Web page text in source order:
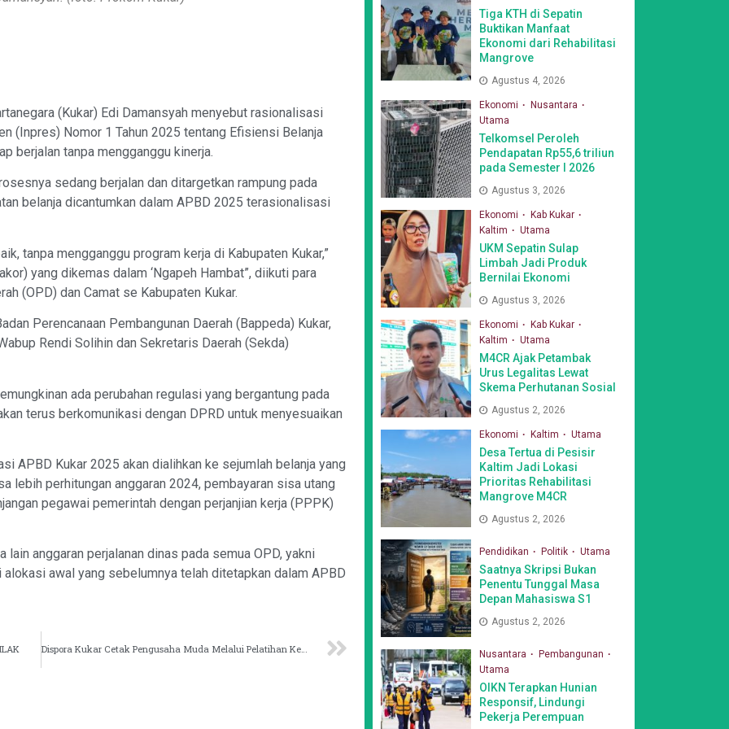
(Kukar) Edi Damansyah menyebut rasionalisasi
(Inpres) Nomor 1 Tahun 2025 tentang Efisiensi Belanja
berjalan tanpa mengganggu kinerja.
sedang berjalan dan ditargetkan rampung pada
belanja dicantumkan dalam APBD 2025 terasionalisasi
tanpa mengganggu program kerja di Kabupaten Kukar,”
yang dikemas dalam ‘Ngapeh Hambat”, diikuti para
(OPD) dan Camat se Kabupaten Kukar.
Perencanaan Pembangunan Daerah (Bappeda) Kukar,
Rendi Solihin dan Sekretaris Daerah (Sekda)
ada perubahan regulasi yang bergantung pada
terus berkomunikasi dengan DPRD untuk menyesuaikan
APBD Kukar 2025 akan dialihkan ke sejumlah belanja yang
lebih perhitungan anggaran 2024, pembayaran sisa utang
pegawai pemerintah dengan perjanjian kerja (PPPK)
anggaran perjalanan dinas pada semua OPD, yakni
awal yang sebelumnya telah ditetapkan dalam APBD
Dispora Kukar Cetak Pengusaha Muda Melalui Pelatihan Kewirausahaan
Tiga KTH di Sepatin
Buktikan Manfaat
Ekonomi dari Rehabilitasi
Mangrove
Agustus 4, 2026
Ekonomi
Nusantara
Utama
Telkomsel Peroleh
Pendapatan Rp55,6 triliun
pada Semester I 2026
Agustus 3, 2026
Ekonomi
Kab Kukar
Kaltim
Utama
UKM Sepatin Sulap
Limbah Jadi Produk
Bernilai Ekonomi
Agustus 3, 2026
Ekonomi
Kab Kukar
Kaltim
Utama
M4CR Ajak Petambak
Urus Legalitas Lewat
Skema Perhutanan Sosial
Agustus 2, 2026
Ekonomi Kaltim Utama
Desa Tertua di Pesisir
Kaltim Jadi Lokasi
Prioritas Rehabilitasi
Mangrove M4CR
Agustus 2, 2026
Pendidikan Politik Utama
Saatnya Skripsi Bukan
Penentu Tunggal Masa
Depan Mahasiswa S1
Agustus 2, 2026
Nusantara
Pembangunan
Utama
OIKN Terapkan Hunian
Responsif, Lindungi
Pekerja Perempuan